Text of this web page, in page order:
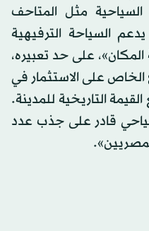
مثل المتاحف
السياحة الترفيهية
على حد تعبيره،
على الاستثمار في
التاريخية للمدينة.
قادر على جذب عدد